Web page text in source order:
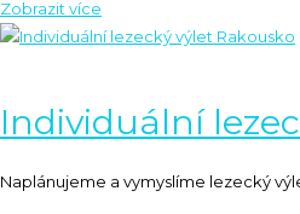
Individuální
Naplánujeme a vymyslíme lezecký